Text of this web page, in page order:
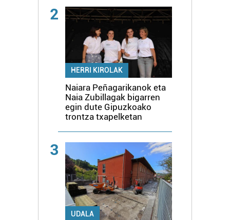
2
HERRI KIROLAK
Naiara Peñagarikanok eta
Naia Zubillagak bigarren
egin dute Gipuzkoako
trontza txapelketan
3
UDALA